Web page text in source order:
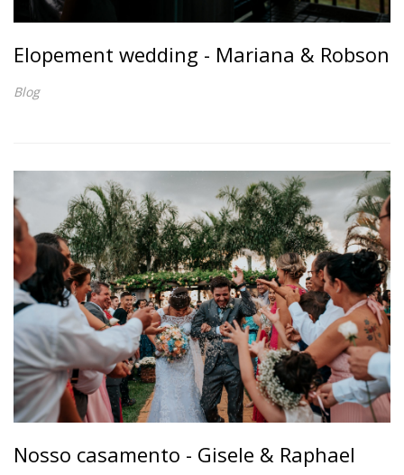
Elopement wedding - Mariana & Robson
Blog
Nosso casamento - Gisele & Raphael